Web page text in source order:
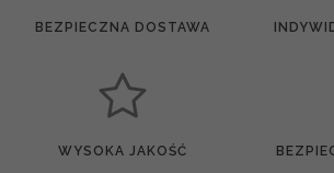
BEZPIECZNA DOSTAWA
WYSOKA JAKOŚĆ